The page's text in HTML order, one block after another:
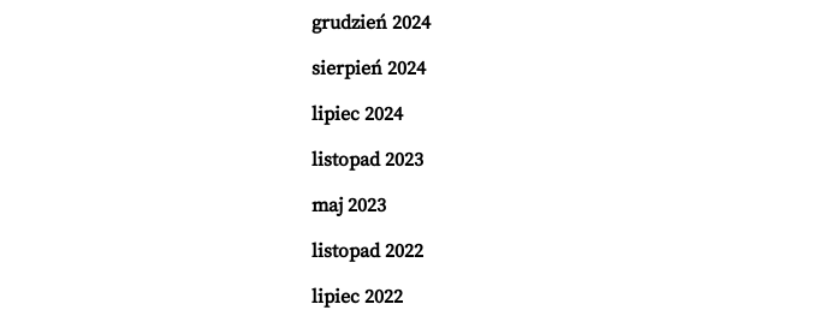
grudzień 2024
sierpień 2024
lipiec 2024
listopad 2023
maj 2023
listopad 2022
lipiec 2022